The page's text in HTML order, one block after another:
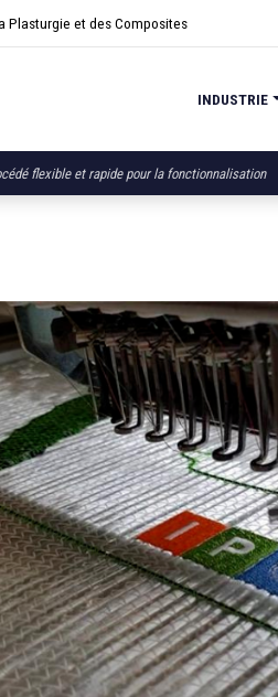
Plasturgie et des Composites
INDUSTRIE
flexible et rapide pour la fonctionnalisation